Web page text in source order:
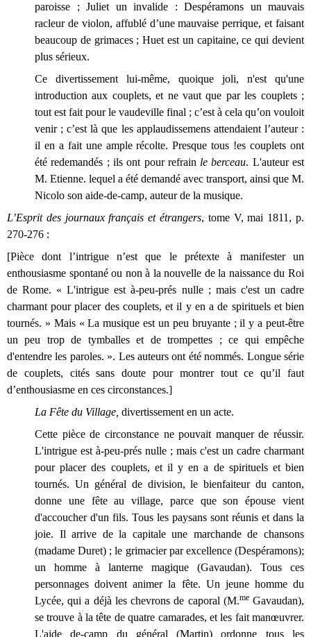
paroisse ; Juliet un invalide : Despéramons un mauvais
racleur de violon, affublé d’une mauvaise perrique, et faisant
beaucoup de grimaces ; Huet est un capitaine, ce qui devient
plus sérieux.
Ce divertissement lui-même, quoique joli, n'est qu'une
introduction aux couplets, et ne vaut que par les couplets ;
tout est fait pour le vaudeville final ; c’est à cela qu’on vouloit
venir ; c’est là que les applaudissemens attendaient l’auteur :
il en a fait une ample récolte. Presque tous !es couplets ont
été redemandés ; ils ont pour refrain le berceau. L'auteur est
M. Etienne. lequel a été demandé avec transport, ainsi que M.
Nicolo son aide-de-camp, auteur de la musique.
L’Esprit des journaux français et étrangers, tome V, mai 1811, p.
270-276 :
[Pièce dont l’intrigue n’est que le prétexte à manifester un
enthousiasme spontané ou non à la nouvelle de la naissance du Roi
de Rome. «L'intrigue est à-peu-prés nulle ; mais c'est un cadre
charmant pour placer des couplets, et il y en a de spirituels et bien
tournés. » Mais « La musique est un peu bruyante ; il y a peut-être
un peu trop de tymballes et de trompettes ; ce qui empêche
d'entendre les paroles. ». Les auteurs ont été nommés. Longue série
de couplets, cités sans doute pour montrer tout ce qu’il faut
d’enthousiasme en ces circonstances.]
La Fête du Village, divertissement en un acte.
Cette pièce de circonstance ne pouvait manquer de réussir.
L'intrigue est à-peu-prés nulle ; mais c'est un cadre charmant
pour placer des couplets, et il y en a de spirituels et bien
tournés. Un général de division, le bienfaiteur du canton,
donne une fête au village, parce que son épouse vient
d'accoucher d'un fils. Tous les paysans sont réunis et dans la
joie. Il arrive de la capitale une marchande de chansons
(madame Duret) ; le grimacier par excellence (Despéramons);
un homme à lanterne magique (Gavaudan). Tous ces
personnages doivent animer la fête. Un jeune homme du
Lycée, qui a déjà les chevrons de caporal (M.meGavaudan),
se trouve à la tête de quatre camarades, et les fait manœuvrer.
L'aide de-camp du général (Martin) ordonne tous les